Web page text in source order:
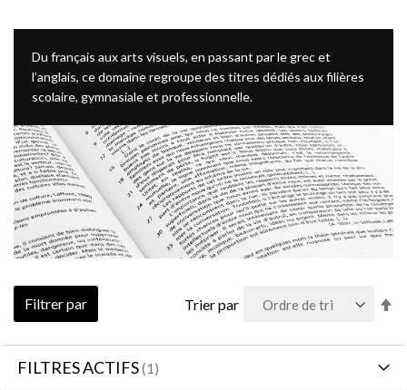
Du français aux arts visuels, en passant par le grec et
l’anglais, ce domaine regroupe des titres dédiés aux filières
scolaire, gymnasiale et professionnelle.
Trier par
Filtrer par
FILTRES ACTIFS